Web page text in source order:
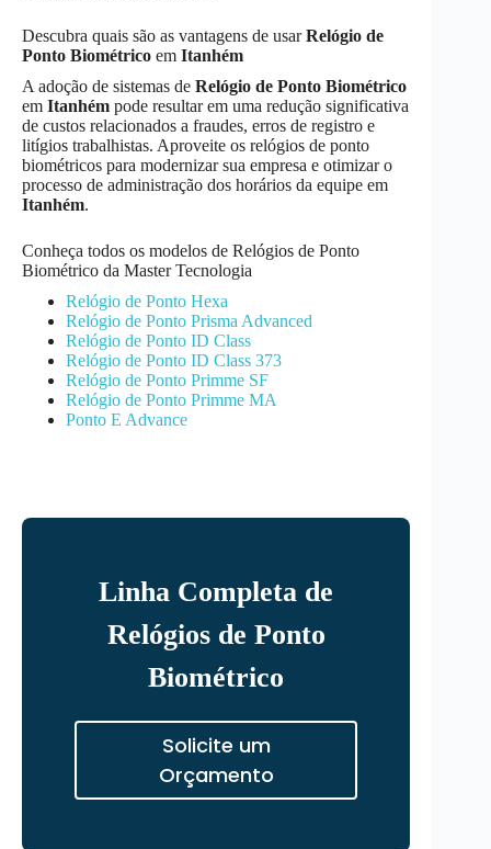
Descubra quais são as vantagens de usarRelógio de
Ponto Biométrico em Itanhém
A adoção de sistemas de Relógio de Ponto Biométrico
em Itanhém pode resultar em uma redução significativa
de custos relacionados a fraudes, erros de registro e
litígios trabalhistas. Aproveite os relógios de ponto
biométricos para modernizar sua empresa e otimizar o
processo de administração dos horários da equipe em
Itanhém.
Conheça todos os modelos de Relógios de Ponto
Biométrico da Master Tecnologia
Relógio de Ponto Hexa
Relógio de Ponto Prisma Advanced
Relógio de Ponto ID Class
Relógio de Ponto ID Class 373
Relógio de Ponto Primme SF
Relógio de Ponto Primme MA
Ponto E Advance
Linha Completa de
Relógios de Ponto
Biométrico
Solicite um
Orçamento